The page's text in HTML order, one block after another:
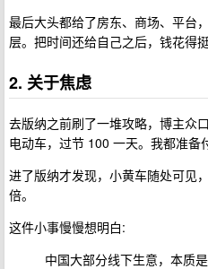
最后大头都给了房东、商场、平台
层。把时间还给自己之后，钱花得挺
2. 关于焦虑
去版纳之前刷了一堆攻略，博主众
电动车，过节 100 一天。我都准备
进了版纳才发现，小黄车随处可见
倍。
这件小事慢慢想明白:
中国大部分线下生意，本质是